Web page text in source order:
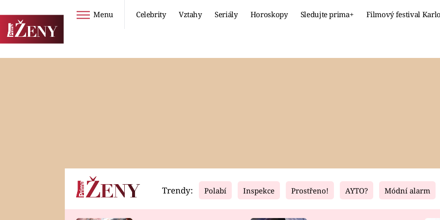
Menu Celebrity Vztahy Seriály Horoskopy Sledujte prima+ Filmový festival
Horoskopy Video Fresh Living
Trendy: Polabí Inspekce Prostřeno! AYTO? Módní alarm